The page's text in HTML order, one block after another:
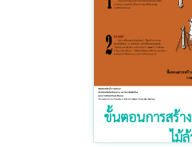
ขั้นตอนการสร้า
ไม้